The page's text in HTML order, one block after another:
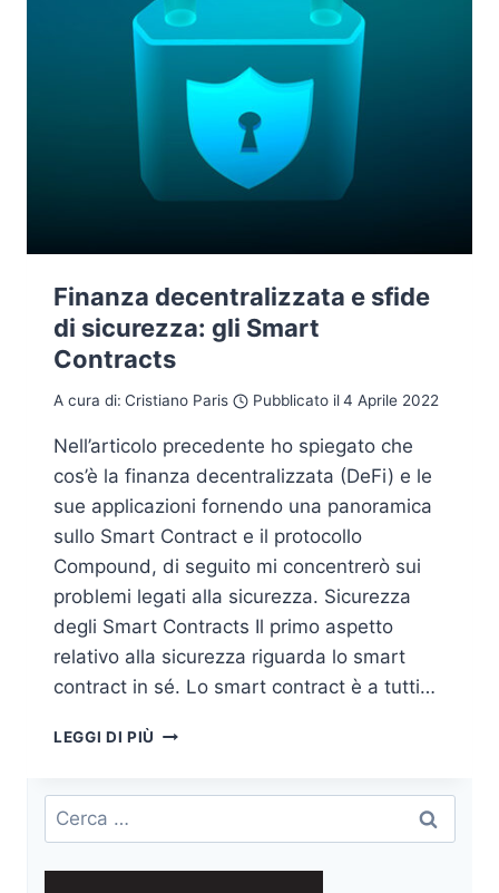
Finanza decentralizzata e sfide
di sicurezza: gli Smart
Contracts
A cura di: Cristiano Paris Pubblicato il4 Aprile 2022
Nell’articolo precedente ho spiegato che
cos’è la finanza decentralizzata (DeFi) e le
sue applicazioni fornendo una panoramica
sullo Smart Contract e il protocollo
Compound, di seguito mi concentrerò sui
problemi legati alla sicurezza. Sicurezza
degli Smart Contracts Il primo aspetto
relativo alla sicurezza riguarda lo smart
contract in sé. Lo smart contract è a tutti…
LEGGI DI PIÙ FINANZA
SFIDE
SICUREZZA:
GLI
Ricerca
per: